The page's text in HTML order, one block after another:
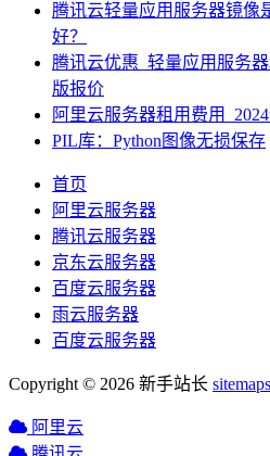
腾讯云轻量应用服务器镜像
好？
腾讯云优惠_轻量应用服务
版报价
阿里云服务器租用费用
PIL库：Python图像无损保存
首页
阿里云服务器
腾讯云服务器
京东云服务器
百度云服务器
雨云服务器
百度云服务器
Copyright © 2026 新手站长 sitemaps
阿里云